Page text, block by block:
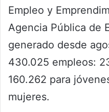
Empleo y
Agencia Pública de
generado desde
430.025 empleos:
160.262 para
mujeres.